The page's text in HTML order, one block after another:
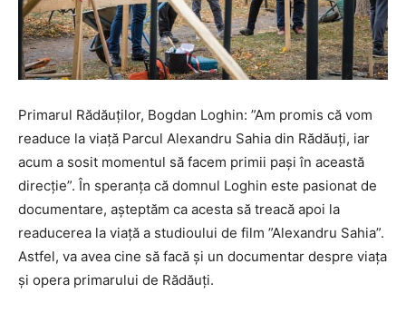
Primarul Rădăuților, Bogdan Loghin: ”Am promis că vom
readuce la viață Parcul Alexandru Sahia din Rădăuți, iar
acum a sosit momentul să facem primii pași în această
direcție”. În speranța că domnul Loghin este pasionat de
documentare, așteptăm ca acesta să treacă apoi la
readucerea la viață a studioului de film ”Alexandru Sahia”.
Astfel, va avea cine să facă și un documentar despre viața
și opera primarului de Rădăuți.